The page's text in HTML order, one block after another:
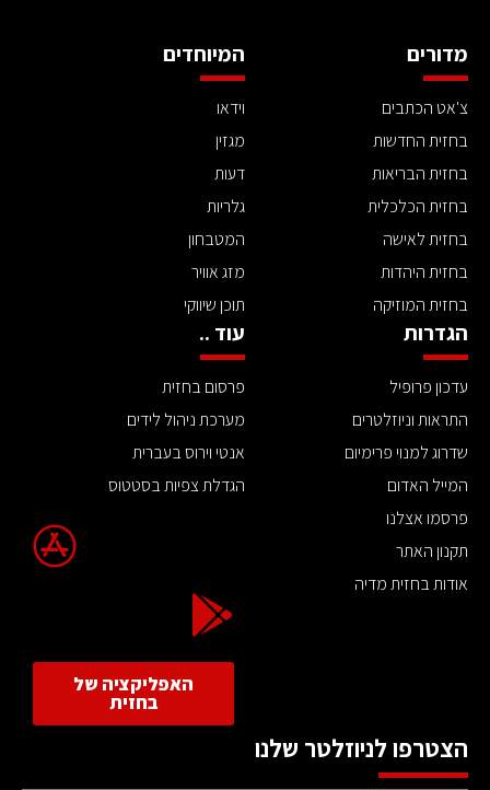
מדורים
צ'אט הכתבים
בחזית החדשות
בחזית הבריאות
בחזית הכלכלית
בחזית לאישה
בחזית היהדות
בחזית המוזיקה
המיוחדים
וידאו
מגזין
דעות
גלריות
המטבחון
מזג אוויר
תוכן שיווקי
הגדרות
עדכון פרופיל
התראות וניוזלטרים
שדרוג למנוי פרימיום
המייל האדום
פרסמו אצלנו
תקנון האתר
אודות בחזית מדיה
עוד ..
פרסום בחזית
מערכת ניהול לידים
אנטי וירוס בעברית
הגדלת צפיות בסטטוס
האפליקציה של
בחזית
הצטרפו לניוזלטר שלנו